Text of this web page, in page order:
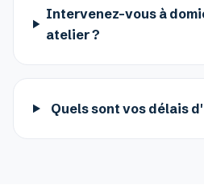
Intervenez-vous à
atelier ?
Quels sont vos délais